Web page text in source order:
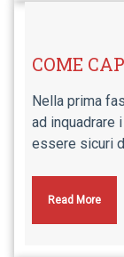
COME
Nella prima
ad inquadrare
essere sicuri
Read More